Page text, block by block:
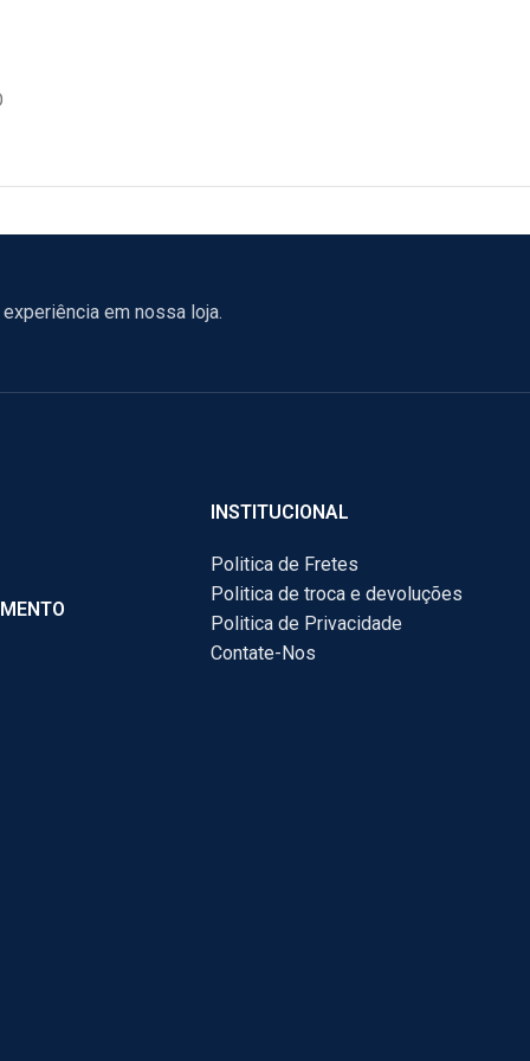
em nossa loja.
INSTITUCIONAL
Politica de Fretes
Politica de troca e devoluções
Politica de Privacidade
Contate-Nos